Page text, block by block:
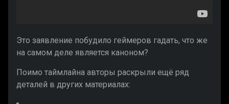
Это заявление побудило геймеров гадать, что же
на самом деле является каноном?
Поимо таймлайна авторы раскрыли ещё ряд
деталей в других материалах: